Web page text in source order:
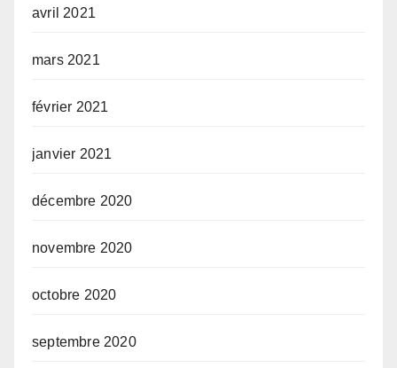
avril 2021
mars 2021
février 2021
janvier 2021
décembre 2020
novembre 2020
octobre 2020
septembre 2020